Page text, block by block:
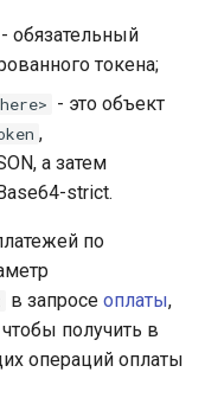
- обязательный
токена;
- это объект
,
а затем
strict.
по
в запросе оплаты,
чтобы получить в
операций оплаты